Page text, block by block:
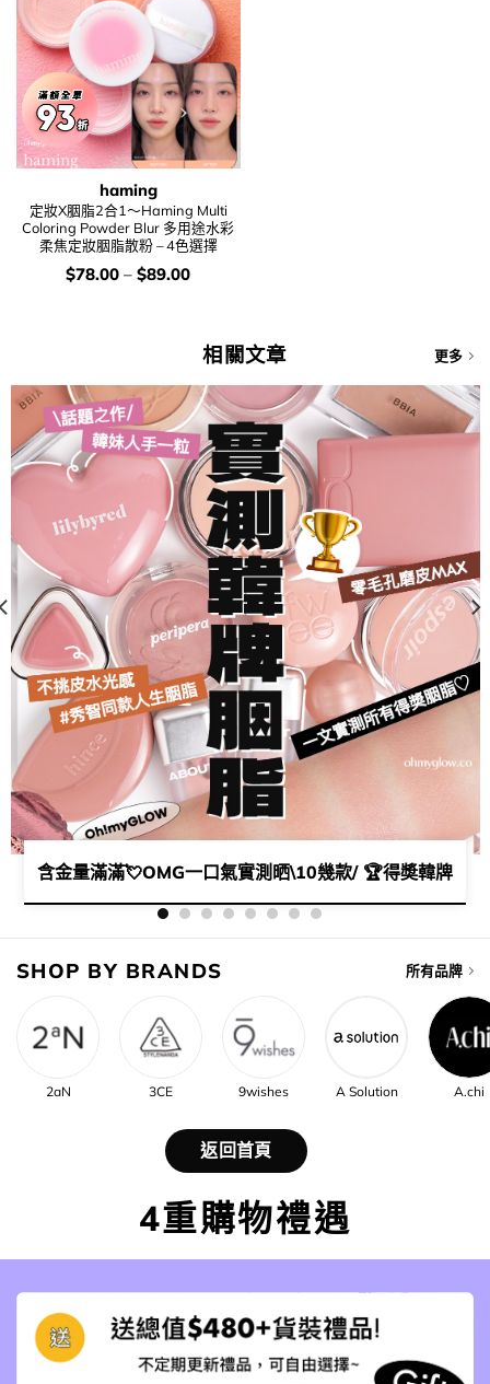
haming
定妝X胭脂2合1～Haming Multi
Coloring Powder Blur 多用途水彩
柔焦定妝胭脂散粉 – 4色選擇
價
錢：
$78.00 – $89.00
相關文章 更多
含金量滿滿💘OMG一口氣實測晒\10幾款/ 🏆得奬韓牌胭
啱0出錯🥳の​​胭脂上妝好物🎀💕​
SHOP BY BRANDS 所有品牌
2aN 3CE 9wishes A Solution A.chi
返回首頁
4重購物禮遇